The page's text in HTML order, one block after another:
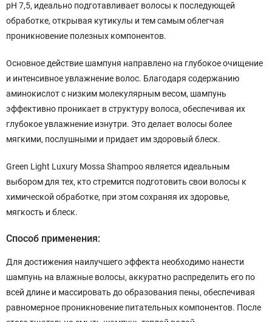
рН 7,5, идеально подготавливает волосы к последующей
обработке, открывая кутикулы и тем самым облегчая
проникновение полезных компонентов.
Основное действие шампуня направлено на глубокое очищение
и интенсивное увлажнение волос. Благодаря содержанию
аминокислот с низким молекулярным весом, шампунь
эффективно проникает в структуру волоса, обеспечивая их
глубокое увлажнение изнутри. Это делает волосы более
мягкими, послушными и придает им здоровый блеск.
Green Light Luxury Mossa Shampoo является идеальным
выбором для тех, кто стремится подготовить свои волосы к
химической обработке, при этом сохраняя их здоровье,
мягкость и блеск.
Способ применения:
Для достижения наилучшего эффекта необходимо нанести
шампунь на влажные волосы, аккуратно распределить его по
всей длине и массировать до образования пены, обеспечивая
равномерное проникновение питательных компонентов. После